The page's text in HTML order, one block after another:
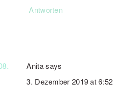
Antworten
Anita says
3. Dezember 2019 at 6:52